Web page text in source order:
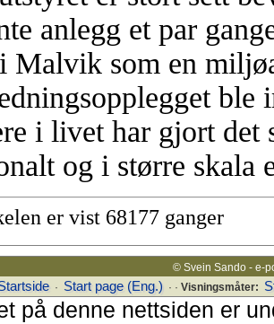
anlegg et par
Malvik som en
i livet har gjort det
og i større skala
er vist 68177 ganger
© Svein Sando - e-
· Start page (Eng.) · · Visningsmåter:
på denne nettsiden er